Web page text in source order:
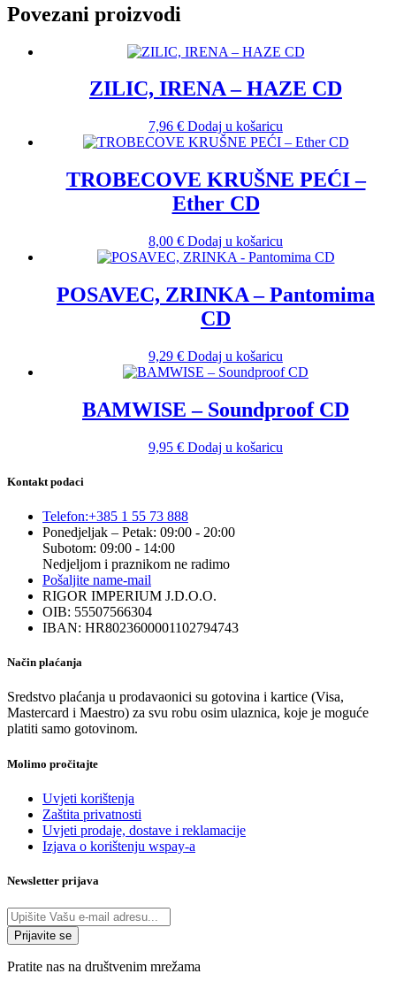
Povezani proizvodi
ZILIC, IRENA ‎– HAZE CD
7,96 € Dodaj u košaricu
TROBECOVE KRUŠNE PEĆI –
Ether CD
8,00 € Dodaj u košaricu
POSAVEC, ZRINKA – Pantomima
CD
9,29 € Dodaj u košaricu
BAMWISE – Soundproof CD
9,95 € Dodaj u košaricu
Kontakt podaci
Telefon:+385 1 55 73 888
Ponedjeljak – Petak: 09:00 - 20:00
Subotom: 09:00 - 14:00
Nedjeljom i praznikom ne radimo
Pošaljite name-mail
RIGOR IMPERIUM J.D.O.O.
OIB: 55507566304
IBAN: HR8023600001102794743
Način plaćanja
Sredstvo plaćanja u prodavaonici su gotovina i kartice (Visa,
Mastercard i Maestro) za svu robu osim ulaznica, koje je moguće
platiti samo gotovinom.
Molimo pročitajte
Uvjeti korištenja
Zaštita privatnosti
Uvjeti prodaje, dostave i reklamacije
Izjava o korištenju wspay-a
Newsletter prijava
Pratite nas na društvenim mrežama